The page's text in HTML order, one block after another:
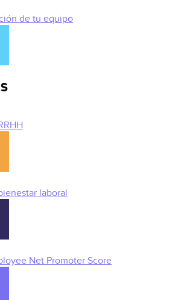
de tu equipo
laboral
Net Promoter Score